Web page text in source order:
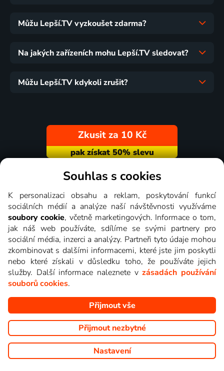
Můžu Lepší.TV vyzkoušet zdarma?
Na jakých zařízeních mohu Lepší.TV sledovat?
Můžu Lepší.TV kdykoli zrušit?
Zkusit za 10 Kč
Přes 140 000 spokojených
diváků
Můžeme o Lepší.TV říkat cokoliv chceme, ale tisíce
nadšených uživatelů ví stejně nejlépe, proč je pro ně tou
správnou volbou.
Lepší.TV sleduji už několik let s
maximální spokojeností. Velký výběr
programů a nemuset běžet k TV na
začátek programu, to je přesně to, co
mi vyhovuje.
Souhlas s cookies
K personalizaci obsahu a reklam, poskytování funkcí
sociálních médií a analýze naší návštěvnosti využíváme
soubory cookie, včetně marketingových. Informace o tom,
jak náš web používáte, sdílíme se svými partnery pro
sociální média, inzerci a analýzy. Partneři tyto údaje mohou
zkombinovat s dalšími informacemi, které jste jim poskytli
nebo které získali v důsledku toho, že používáte jejich
služby. Další informace naleznete vzásadách používání
souborů cookies.
Přijmout vše
Přijmout nezbytné
Nastavení